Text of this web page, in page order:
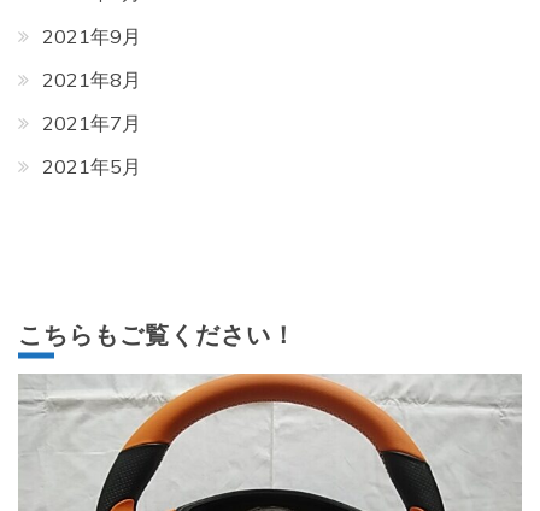
2021年9月
2021年8月
2021年7月
2021年5月
こちらもご覧ください！